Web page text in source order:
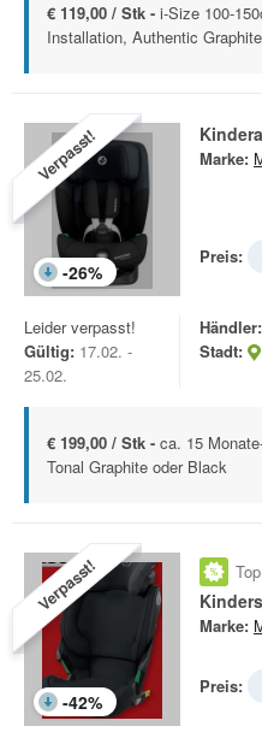
€ 119,00 / Stk - i-Size 100-
Installation, Authentic Graphite
Verpasst!
-26%
Marke:
Preis:
Leider verpasst!
Gültig: 17.02. -
25.02.
Händler:
Stadt:
€ 199,00 / Stk - ca. 15
Tonal Graphite oder Black
Verpasst!
-42%
Marke:
Preis: